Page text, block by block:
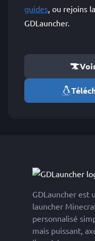
guides, ou rejoins la
GDLauncher.
GDLauncher est
launcher
personnalisé
mais puissant,